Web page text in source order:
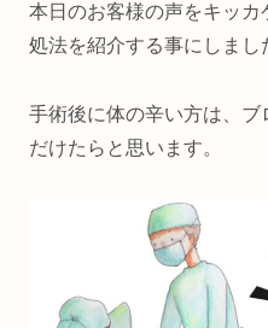
本日のお客様の声をキッ
処法を紹介する事にしまし
手術後に体の辛い方は、
だけたらと思います。